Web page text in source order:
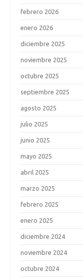
febrero 2026
enero 2026
diciembre 2025
noviembre 2025
octubre 2025
septiembre 2025
agosto 2025
julio 2025
junio 2025
mayo 2025
abril 2025
marzo 2025
febrero 2025
enero 2025
diciembre 2024
noviembre 2024
octubre 2024